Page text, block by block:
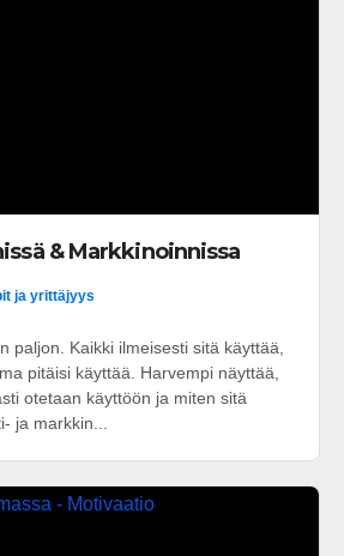
& Markkinoinnissa
ja yrittäjyys
paljon. Kaikki ilmeisesti sitä käyttää,
pitäisi käyttää. Harvempi näyttää,
otetaan käyttöön ja miten sitä
ja markkin...